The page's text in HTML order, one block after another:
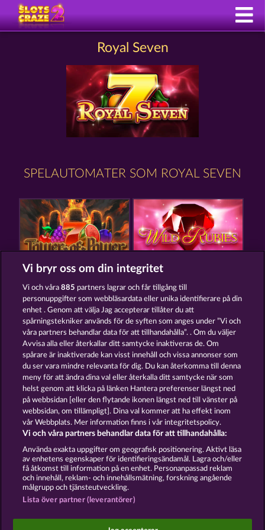
Royal Seven
SPELAUTOMATER SOM ROYAL SEVEN
TOWER OF POWER WILD RUBIES
40 SEVENS MALLORCA WILDS
Användarvillkor Sekretesspolicy Avtryck
Om Företaget FAQ Facebook
Skicka in en begäran om att ångra köpet
Sociala casinospel är endast avsedda för
Vi bryr oss om din integritet
Vi och våra885 partners lagrar och får tillgång till
personuppgifter som webbläsardata eller unika identifierare på din
enhet . Genom att välja Jag accepterar tillåter du att
spårningstekniker används för de syften som anges under ”Vi och
våra partners behandlar data för att tillhandahålla”. . Om du väljer
Avvisa alla eller återkallar ditt samtycke inaktiveras de. Om
spårare är inaktiverade kan visst innehåll och vissa annonser som
du ser vara mindre relevanta för dig. Du kan återkomma till denna
meny för att ändra dina val eller återkalla ditt samtycke när som
helst genom att klicka på länken Hantera preferenser längst ned
på webbsidan [eller den flytande ikonen längst ned till vänster på
webbsidan, om tillämpligt]. Dina val kommer att ha effekt inom
vår Webbplats. Mer information finns i vår integritetspolicy.
Vi och våra partners behandlar data för att tillhandahålla:
Använda exakta uppgifter om geografisk positionering. Aktivt läsa
av enhetens egenskaper för identifieringsändamål. Lagra och/eller
få åtkomst till information på en enhet. Personanpassad reklam
och innehåll, reklam- och innehållsmätning, forskning angående
målgrupp och tjänsteutveckling.
Lista över partner (leverantörer)